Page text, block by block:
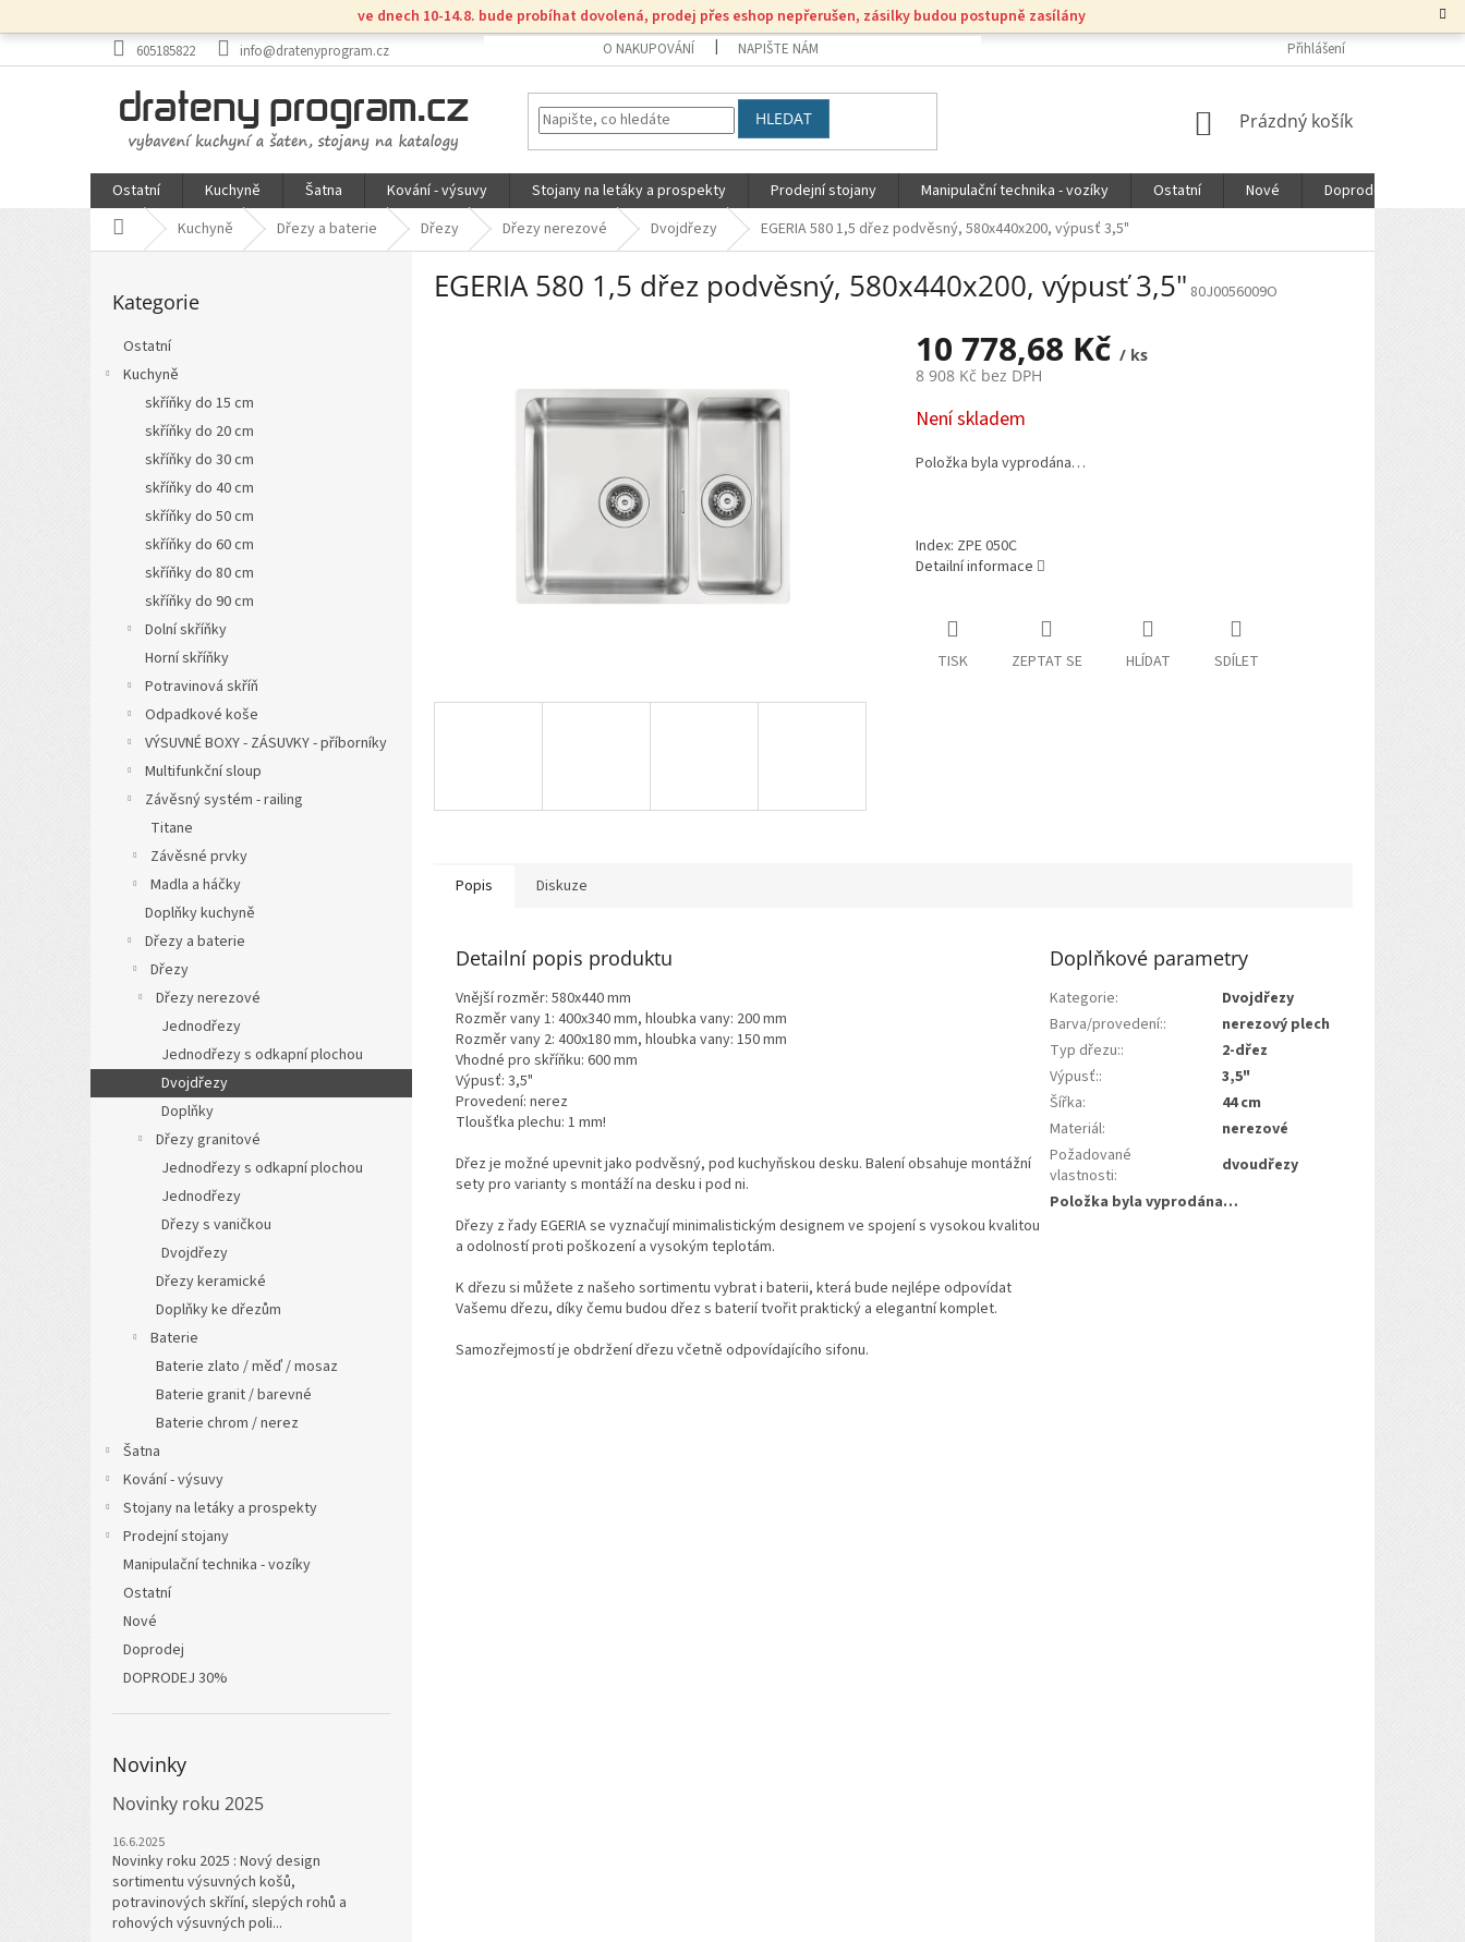
na
ve dnech 10-14.8. bude probíhat dovolená, prodej přes eshop nepřerušen, zásilky budou postupně zasílány
605185822 info@dratenyprogram.cz O NAKUPOVÁNÍ NAPIŠTE NÁM Přihlášení
HLEDAT
NÁKUPNÍ
Prázdný košík
Ostatní Kuchyně Šatna Kování - výsuvy Stojany na letáky a prospekty Prodejní stojany Manipulační technika - vozíky Ostatní Nové Doprodej
Domů Kuchyně Dřezy a baterie Dřezy Dřezy nerezové Dvojdřezy EGERIA 580 1,5 dřez podvěsný, 580x440x200, výpusť 3,5"
P
kategorie
Kategorie
Ostatní
Kuchyně
skříňky do 15 cm
skříňky do 20 cm
skříňky do 30 cm
skříňky do 40 cm
skříňky do 50 cm
skříňky do 60 cm
skříňky do 80 cm
skříňky do 90 cm
Dolní skříňky
Horní skříňky
Potravinová skříň
Odpadkové koše
VÝSUVNÉ BOXY - ZÁSUVKY - příborníky
Multifunkční sloup
Závěsný systém - railing
Titane
Závěsné prvky
Madla a háčky
Doplňky kuchyně
Dřezy a baterie
Dřezy
Dřezy nerezové
Jednodřezy
Jednodřezy s odkapní plochou
Dvojdřezy
Doplňky
Dřezy granitové
Jednodřezy s odkapní plochou
Jednodřezy
Dřezy s vaničkou
Dvojdřezy
Dřezy keramické
Doplňky ke dřezům
Baterie
Baterie zlato / měď / mosaz
Baterie granit / barevné
Baterie chrom / nerez
Šatna
Kování - výsuvy
Stojany na letáky a prospekty
Prodejní stojany
Manipulační technika - vozíky
Ostatní
Nové
Doprodej
DOPRODEJ 30%
Novinky
Novinky roku 2025
16.6.2025
Novinky roku 2025 : Nový design
sortimentu výsuvných košů,
potravinových skříní, slepých rohů a
rohových výsuvných poli...
EGERIA 580 1,5 dřez podvěsný, 580x440x200, výpusť 3,5" 80J0056009O
10 778,68 Kč / ks
8 908 Kč bez DPH
Měrná
cena:
Není skladem
Položka byla vyprodána…
Index: ZPE 050C
Detailní informace
TISK ZEPTAT SE HLÍDAT SDÍLET
Popis Diskuze
Detailní popis produktu
Vnější rozměr: 580x440 mm
Rozměr vany 1: 400x340 mm, hloubka vany: 200 mm
Rozměr vany 2: 400x180 mm, hloubka vany: 150 mm
Vhodné pro skříňku: 600 mm
Výpusť: 3,5"
Provedení: nerez
Tloušťka plechu: 1 mm!
Dřez je možné upevnit jako podvěsný, pod kuchyňskou desku. Balení obsahuje montážní
sety pro varianty s montáží na desku i pod ni.
Dřezy z řady EGERIA se vyznačují minimalistickým designem ve spojení s vysokou kvalitou
a odolností proti poškození a vysokým teplotám.
K dřezu si můžete z našeho sortimentu vybrat i baterii, která bude nejlépe odpovídat
Vašemu dřezu, díky čemu budou dřez s baterií tvořit praktický a elegantní komplet.
Samozřejmostí je obdržení dřezu včetně odpovídajícího sifonu.
Doplňkové parametry
Kategorie:
Dvojdřezy
Barva/provedení::
nerezový plech
Typ dřezu::
2-dřez
Výpusť::
3,5"
Šířka:
44 cm
Materiál:
nerezové
Požadované
vlastnosti:
dvoudřezy
Položka byla vyprodána…